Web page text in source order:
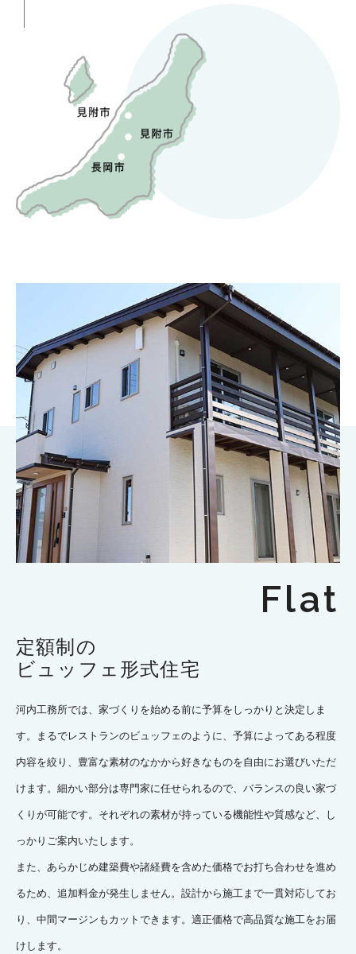
Flat
定額制の
ビュッフェ形式住宅
河内工務所では、家づくりを始める前に予算をしっかりと決定しま
す。まるでレストランのビュッフェのように、予算によってある程度
内容を絞り、豊富な素材のなかから好きなものを自由にお選びいただ
けます。細かい部分は専門家に任せられるので、バランスの良い家づ
くりが可能です。それぞれの素材が持っている機能性や質感など、し
っかりご案内いたします。
また、あらかじめ建築費や諸経費を含めた価格でお打ち合わせを進め
るため、追加料金が発生しません。設計から施工まで一貫対応してお
り、中間マージンもカットできます。適正価格で高品質な施工をお届
けします。